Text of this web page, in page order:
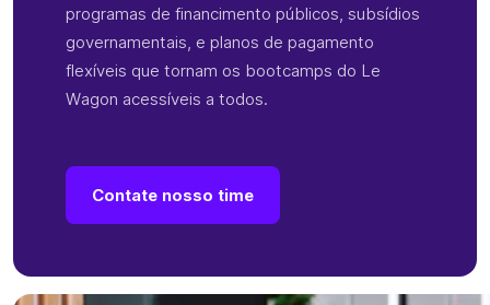
programas de financimento públicos, subsídios
governamentais, e planos de pagamento
flexíveis que tornam os bootcamps do Le
Wagon acessíveis a todos.
Contate nosso time